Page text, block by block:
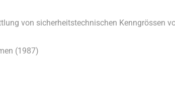
von sicherheitstechnischen Kenngrössen
(1987)